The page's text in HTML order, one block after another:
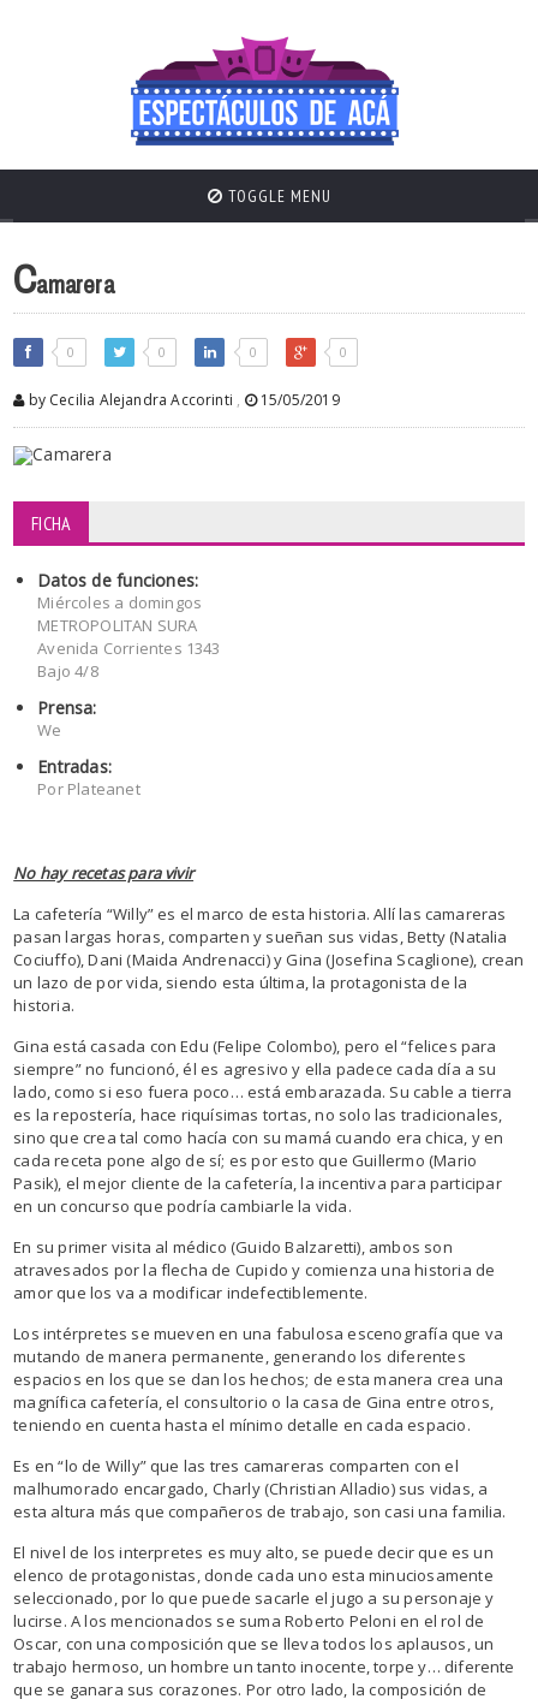
TOGGLE MENU
Camarera
0 0 0 0
by Cecilia Alejandra Accorinti , 15/05/2019
FICHA
Datos de funciones:
Miércoles a domingos
METROPOLITAN SURA
Avenida Corrientes 1343
Bajo 4/8
Prensa:
We
Entradas:
Por Plateanet
No hay recetas para vivir
La cafetería “Willy” es el marco de esta historia. Allí las camareras
pasan largas horas, comparten y sueñan sus vidas, Betty (Natalia
Cociuffo), Dani (Maida Andrenacci) y Gina (Josefina Scaglione), crean
un lazo de por vida, siendo esta última, la protagonista de la
historia.
Gina está casada con Edu (Felipe Colombo), pero el “felices para
siempre” no funcionó, él es agresivo y ella padece cada día a su
lado, como si eso fuera poco… está embarazada. Su cable a tierra
es la repostería, hace riquísimas tortas, no solo las tradicionales,
sino que crea tal como hacía con su mamá cuando era chica, y en
cada receta pone algo de sí; es por esto que Guillermo (Mario
Pasik), el mejor cliente de la cafetería, la incentiva para participar
en un concurso que podría cambiarle la vida.
En su primer visita al médico (Guido Balzaretti), ambos son
atravesados por la flecha de Cupido y comienza una historia de
amor que los va a modificar indefectiblemente.
Los intérpretes se mueven en una fabulosa escenografía que va
mutando de manera permanente, generando los diferentes
espacios en los que se dan los hechos; de esta manera crea una
magnífica cafetería, el consultorio o la casa de Gina entre otros,
teniendo en cuenta hasta el mínimo detalle en cada espacio.
Es en “lo de Willy” que las tres camareras comparten con el
malhumorado encargado, Charly (Christian Alladio) sus vidas, a
esta altura más que compañeros de trabajo, son casi una familia.
El nivel de los interpretes es muy alto, se puede decir que es un
elenco de protagonistas, donde cada uno esta minuciosamente
seleccionado, por lo que puede sacarle el jugo a su personaje y
lucirse. A los mencionados se suma Roberto Peloni en el rol de
Oscar, con una composición que se lleva todos los aplausos, un
trabajo hermoso, un hombre un tanto inocente, torpe y… diferente
que se ganara sus corazones. Por otro lado, la composición de